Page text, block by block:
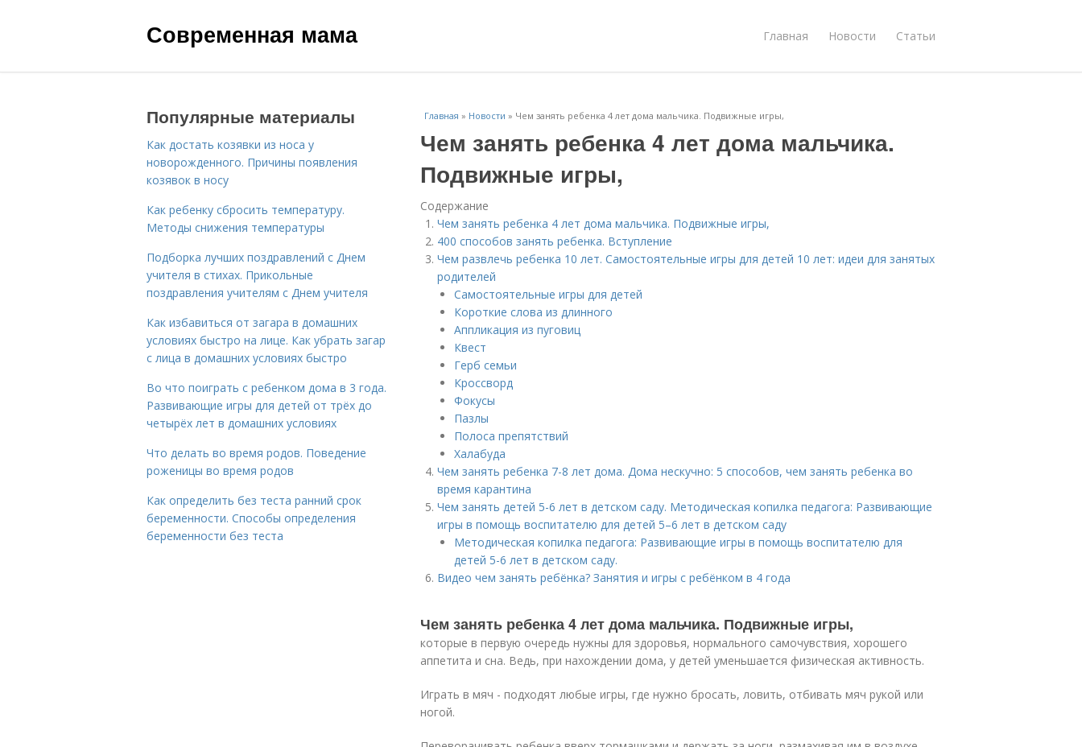
Современная мама Главная Новости Статьи
Главная » Новости » Чем занять ребенка 4 лет дома мальчика. Подвижные игры,
Чем занять ребенка 4 лет дома мальчика.
Подвижные игры,
Содержание
Чем занять ребенка 4 лет дома мальчика. Подвижные игры,
400 способов занять ребенка. Вступление
Чем развлечь ребенка 10 лет. Самостоятельные игры для детей 10 лет: идеи для занятых
родителей
Самостоятельные игры для детей
Короткие слова из длинного
Аппликация из пуговиц
Квест
Герб семьи
Кроссворд
Фокусы
Пазлы
Полоса препятствий
Халабуда
Чем занять ребенка 7-8 лет дома. Дома нескучно: 5 способов, чем занять ребенка во
время карантина
Чем занять детей 5-6 лет в детском саду. Методическая копилка педагога: Развивающие
игры в помощь воспитателю для детей 5–6 лет в детском саду
Методическая копилка педагога: Развивающие игры в помощь воспитателю для
детей 5-6 лет в детском саду.
Видео чем занять ребёнка? Занятия и игры с ребёнком в 4 года
Чем занять ребенка 4 лет дома мальчика. Подвижные игры,
которые в первую очередь нужны для здоровья, нормального самочувствия, хорошего
аппетита и сна. Ведь, при нахождении дома, у детей уменьшается физическая активность.
Играть в мяч - подходят любые игры, где нужно бросать, ловить, отбивать мяч рукой или
ногой.
Популярные материалы
Как достать козявки из носа у
новорожденного. Причины появления
козявок в носу
Как ребенку сбросить температуру.
Методы снижения температуры
Подборка лучших поздравлений с Днем
учителя в стихах. Прикольные
поздравления учителям с Днем учителя
Как избавиться от загара в домашних
условиях быстро на лице. Как убрать загар
с лица в домашних условиях быстро
Во что поиграть с ребенком дома в 3 года.
Развивающие игры для детей от трёх до
четырёх лет в домашних условиях
Что делать во время родов. Поведение
роженицы во время родов
Как определить без теста ранний срок
беременности. Способы определения
беременности без теста